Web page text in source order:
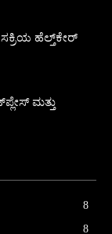
ಸಕ್ರಿಯ ಹೆಲ್ತ್‌ಕೇರ್
ಮತ್ತು
8
8